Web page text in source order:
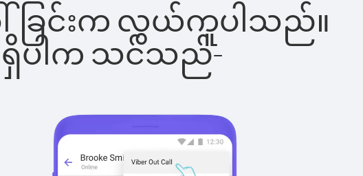
ေါ်ခြင်းက လွယ်ကူပါသည်။
ရှိပါက သင်သည်-